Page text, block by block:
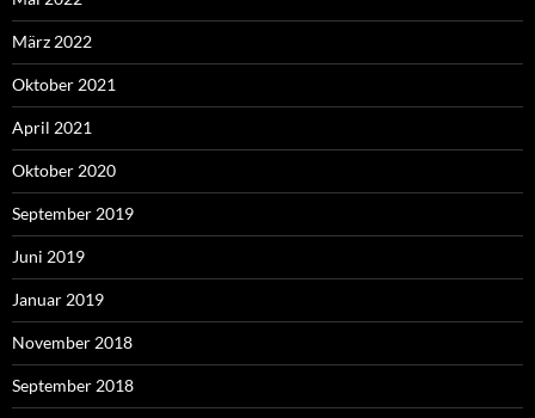
März 2022
Oktober 2021
April 2021
Oktober 2020
September 2019
Juni 2019
Januar 2019
November 2018
September 2018